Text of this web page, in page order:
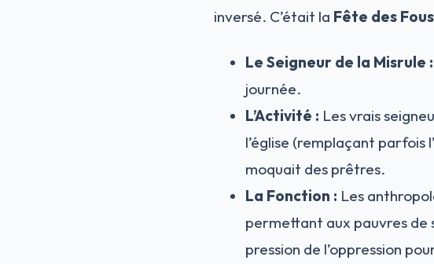
inversé. C’était la Fête des Fous
Le Seigneur de la Misrule :
journée.
L’Activité : Les vrais
l’église (remplaçant parfois
moquait des prêtres.
La Fonction : Les
permettant aux pauvres de
pression de l’oppression